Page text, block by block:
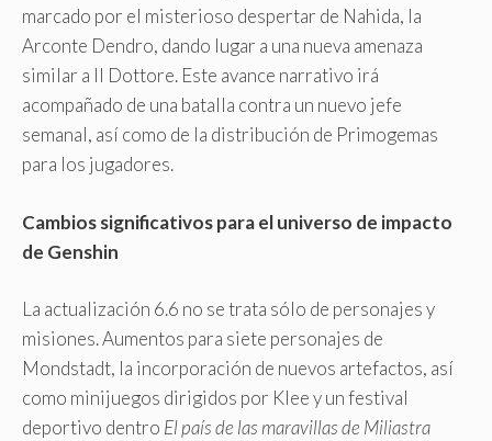
marcado por el misterioso despertar de Nahida, la
Arconte Dendro, dando lugar a una nueva amenaza
similar a Il Dottore. Este avance narrativo irá
acompañado de una batalla contra un nuevo jefe
semanal, así como de la distribución de Primogemas
para los jugadores.
Cambios significativos para el universo de impacto
de Genshin
La actualización 6.6 no se trata sólo de personajes y
misiones. Aumentos para siete personajes de
Mondstadt, la incorporación de nuevos artefactos, así
como minijuegos dirigidos por Klee y un festival
deportivo dentro El país de las maravillas de Miliastra